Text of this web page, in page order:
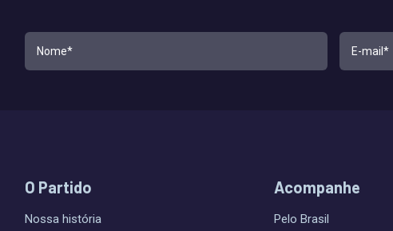
O Partido
Nossa história
Acompanhe
Pelo Brasil